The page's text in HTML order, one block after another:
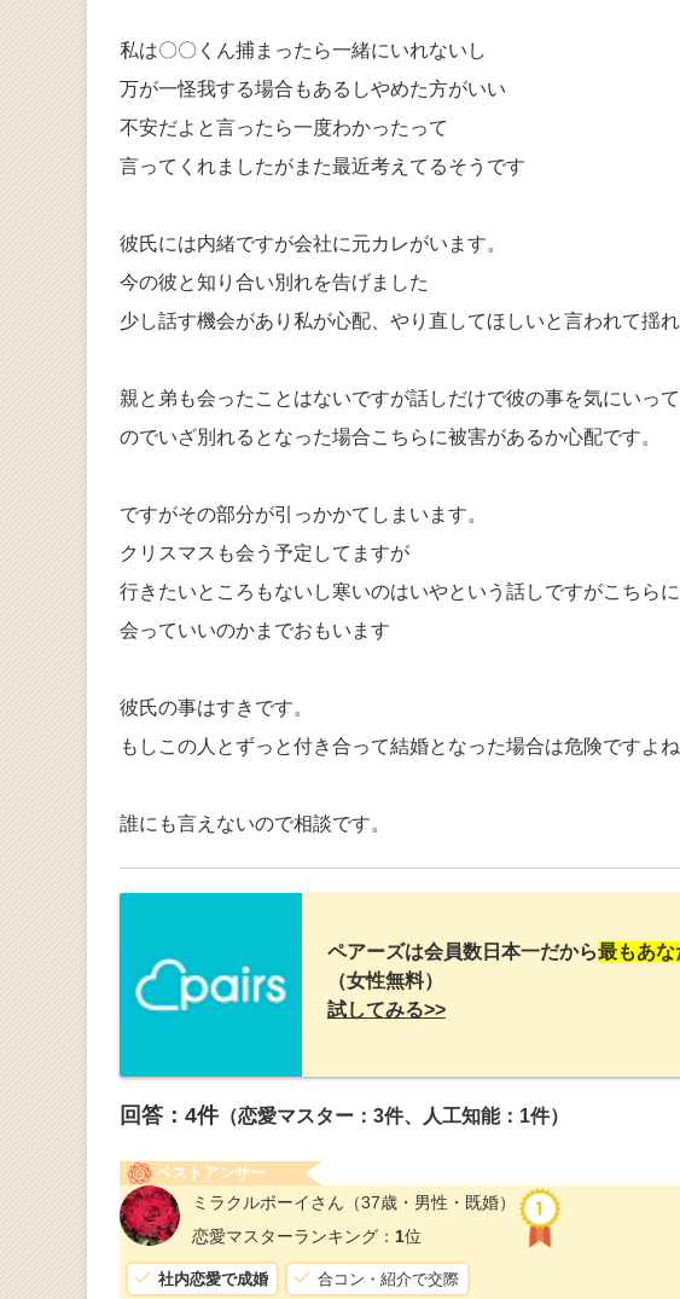
私は〇〇くん捕まったら一緒にいれないし
万が一怪我する場合もあるしやめた方がいい
不安だよと言ったら一度わかったって
言ってくれましたがまた最近考えてるそうです
彼氏には内緒ですが会社に元カレがいます。
今の彼と知り合い別れを告げました
少し話す機会があり私が心配、やり直してほしいと言われて揺
親と弟も会ったことはないですが話しだけで彼の事を気にいっ
のでいざ別れるとなった場合こちらに被害があるか心配です。
ですがその部分が引っかかてしまいます。
クリスマスも会う予定してますが
行きたいところもないし寒いのはいやという話しですがこちらに
会っていいのかまでおもいます
彼氏の事はすきです。
もしこの人とずっと付き合って結婚となった場合は危険ですよね
誰にも言えないので相談です。
ペアーズは会員数日本一だから最もあな
（女性無料）
試してみる>>
回答： 4件（恋愛マスター：3件、人工知能：1件）
ベストアンサー
ミラクルボーイさん （37歳・男性・既婚）
恋愛マスターランキング： 1位
社内恋愛で成婚 合コン・紹介で交際